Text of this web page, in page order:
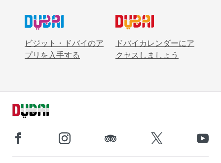
ビジット・ドバイのア
プリを入手する
ドバイカレンダーにア
クセスしましょう